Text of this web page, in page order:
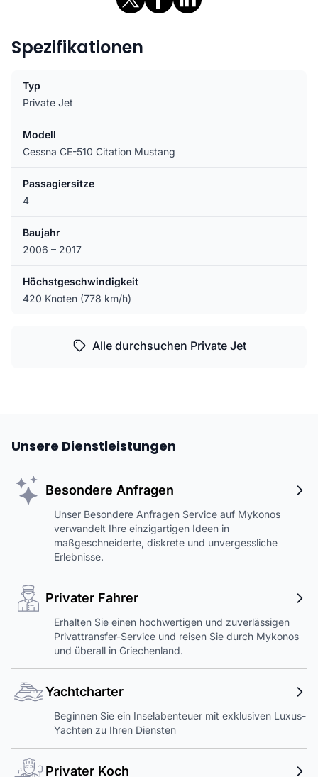
Spezifikationen
Typ
Private Jet
Modell
Cessna CE-510 Citation Mustang
Passagiersitze
4
Baujahr
2006 – 2017
Höchstgeschwindigkeit
420 Knoten (778 km/h)
Alle durchsuchen Private Jet
Unsere Dienstleistungen
Besondere Anfragen
Unser Besondere Anfragen Service auf Mykonos
verwandelt Ihre einzigartigen Ideen in
maßgeschneiderte, diskrete und unvergessliche
Erlebnisse.
Privater Fahrer
Erhalten Sie einen hochwertigen und zuverlässigen
Privattransfer-Service und reisen Sie durch Mykonos
und überall in Griechenland.
Yachtcharter
Beginnen Sie ein Inselabenteuer mit exklusiven Luxus-
Yachten zu Ihren Diensten
Privater Koch